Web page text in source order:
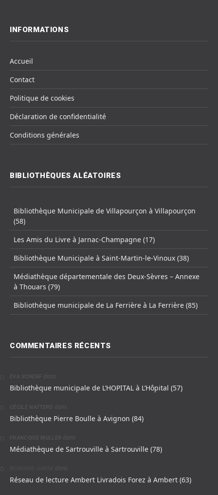
INFORMATIONS
Accueil
Contact
Politique de cookies
Déclaration de confidentialité
Conditions générales
BIBLIOTHÈQUES ALÉATOIRES
Bibliothèque Municipale de Villapourçon à Villapourçon
(58)
Les Amis du Livre à Jarnac-Champagne (17)
Bibliothèque Municipale à Saint-Martin-le-Vinoux (38)
Médiathèque départementale des Deux-Sèvres – Annexe
à Thouars (79)
Bibliothèque municipale de La Ferrière à La Ferrière (85)
COMMENTAIRES RÉCENTS
EVA SCHERF dans
Bibliothèque municipale de L’HOPITAL à L’Hôpital (57)
CÉCILE NATTERO dans
Bibliothèque Pierre Boulle à Avignon (84)
FRANCOISE MULLER dans
Médiathèque de Sartrouville à Sartrouville (78)
dans
Réseau de lecture Ambert Livradois Forez à Ambert (63)